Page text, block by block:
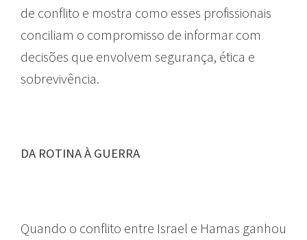
de conflito e mostra como esses profissionais
conciliam o compromisso de informar com
decisões que envolvem segurança, ética e
sobrevivência.
DA ROTINA À GUERRA
Quando o conflito entre Israel e Hamas ganhou